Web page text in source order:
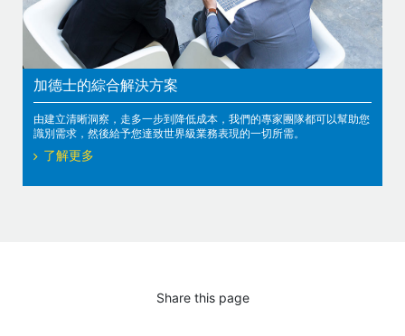
加德士的綜合解決方案
由建立清晰洞察，走多一步到降低成本，我們的專家團隊都可以幫助您
識別需求，然後給予您達致世界級業務表現的一切所需。
了解更多
Share this page